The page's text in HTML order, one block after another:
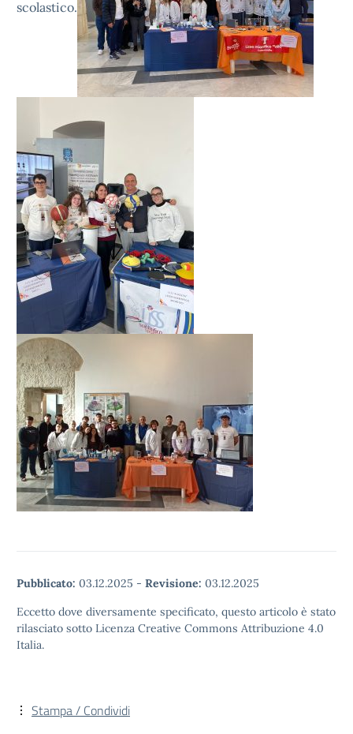
scolastico.
Pubblicato: 03.12.2025 - Revisione: 03.12.2025
Eccetto dove diversamente specificato, questo articolo è stato
rilasciato sotto Licenza Creative Commons Attribuzione 4.0
Italia.
Stampa / Condividi